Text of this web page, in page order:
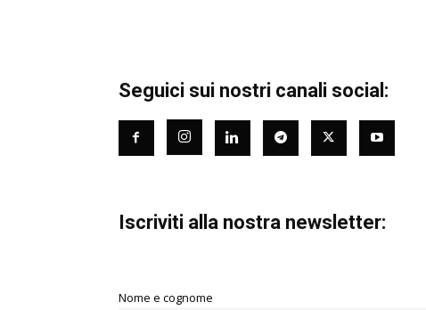
Seguici sui nostri canali social:
Iscriviti alla nostra newsletter:
Nome e cognome